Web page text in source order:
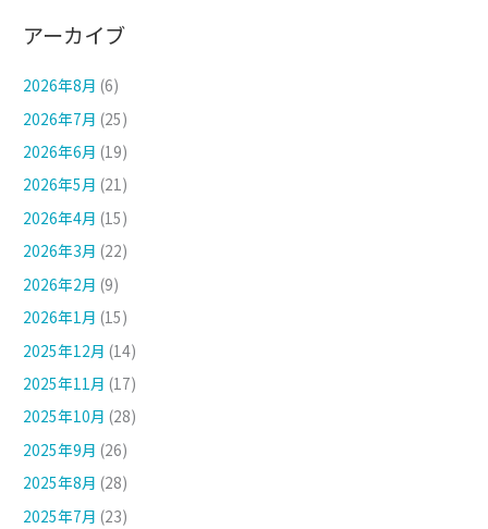
アーカイブ
2026年8月 (6)
2026年7月 (25)
2026年6月 (19)
2026年5月 (21)
2026年4月 (15)
2026年3月 (22)
2026年2月 (9)
2026年1月 (15)
2025年12月 (14)
2025年11月 (17)
2025年10月 (28)
2025年9月 (26)
2025年8月 (28)
2025年7月 (23)